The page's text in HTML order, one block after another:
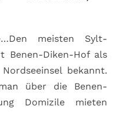
meisten Sylt-
Benen-Diken-Hof als
bekannt.
über die Benen-
Domizile mieten